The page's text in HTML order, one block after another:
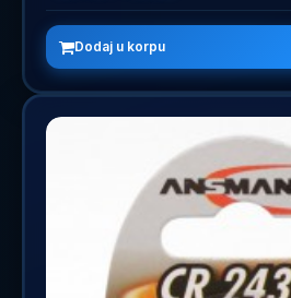
Dodaj u korpu